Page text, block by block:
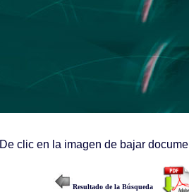
De clic en la imagen de bajar
Resultado de la Búsqueda